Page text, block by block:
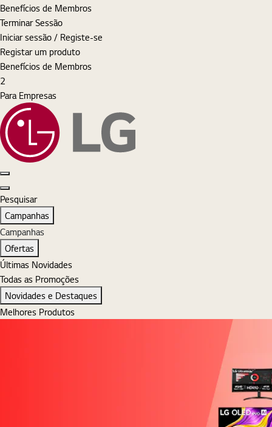
Benefícios de Membros
Terminar Sessão
Iniciar sessão / Registe-se
Registar um produto
Benefícios de Membros
Cart
2
Para Empresas
Pesquisar
Iniciar sessão
MyLG
Cart
Close Menu
PesquisarPesquisar
Campanhas
Campanhas
Ofertas
Últimas Novidades
Todas as Promoções
Novidades e Destaques
Melhores Produtos